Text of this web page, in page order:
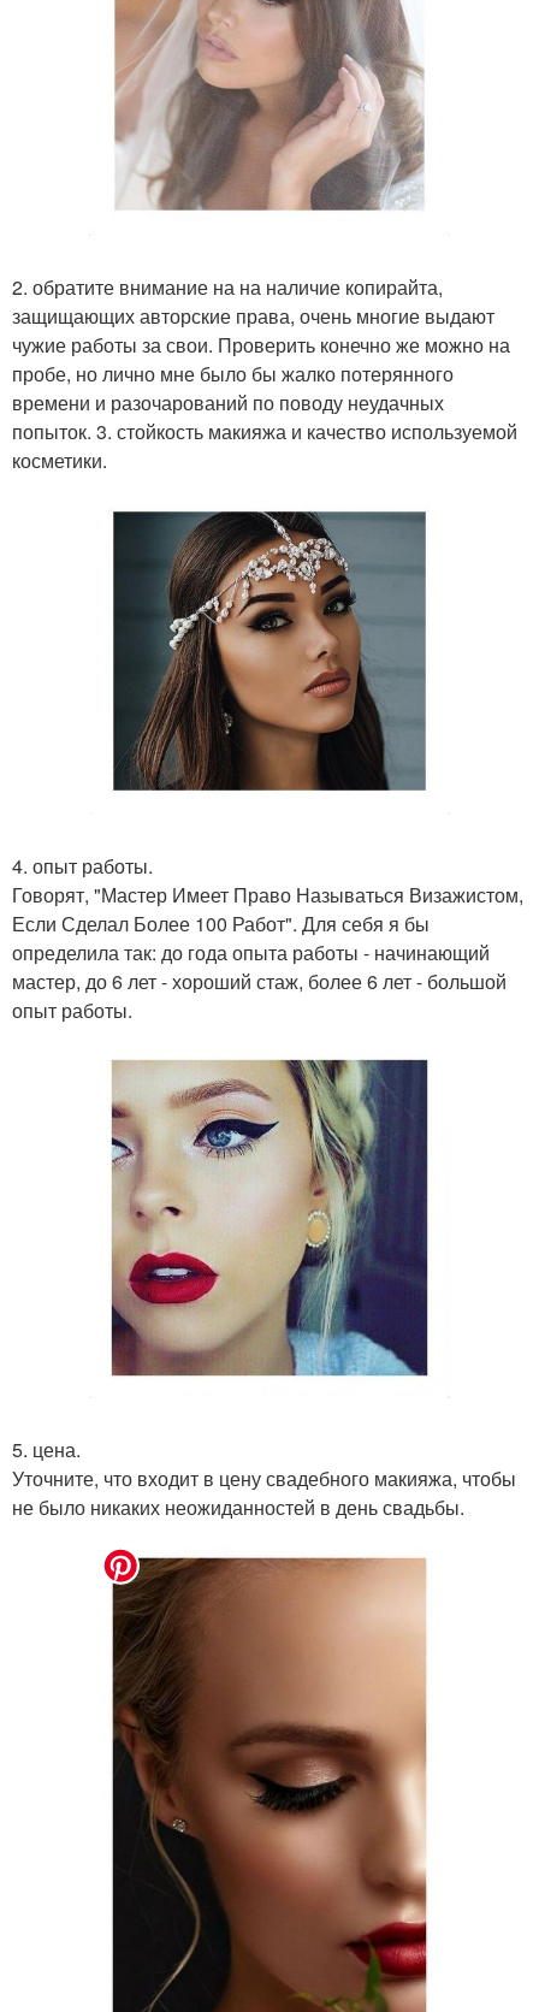
2. обратите внимание на на наличие копирайта,
защищающих авторские права, очень многие выдают
чужие работы за свои. Проверить конечно же можно на
пробе, но лично мне было бы жалко потерянного
времени и разочарований по поводу неудачных
попыток. 3. стойкость макияжа и качество используемой
косметики.
4. опыт работы.
Говорят, "Мастер Имеет Право Называться Визажистом,
Если Сделал Более 100 Работ". Для себя я бы
определила так: до года опыта работы - начинающий
мастер, до 6 лет - хороший стаж, более 6 лет - большой
опыт работы.
5. цена.
Уточните, что входит в цену свадебного макияжа, чтобы
не было никаких неожиданностей в день свадьбы.